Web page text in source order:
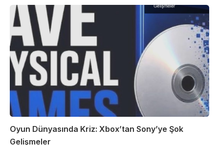
Oyun Dünyasında Kriz: Xbox’tan Sony’ye Şok
Gelişmeler